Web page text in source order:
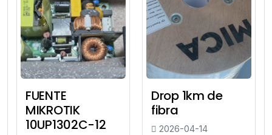
FUENTE
MIKROTIK
10UP1302C-12
Drop 1km de
fibra
2026-04-14